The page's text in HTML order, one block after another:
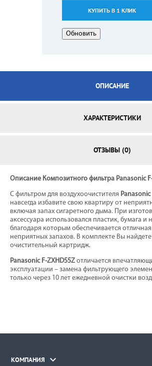
КУПИТЬ В 1 КЛИК
ОПИСАНИЕ
ХАРАКТЕРИСТИКИ
ОТЗЫВЫ (0)
Описание Композитного фильтра Panasonic
С фильтром для воздухоочистителя Panasonic
навсегда избавите свою квартиру от
включая запах сигаретного дыма. При
аксессуара использовался пластик, бумага и
благодаря которым обеспечивается
неприятных запахов. В комплекте Вы
очистительный картридж.
Panasonic F-ZXHD55Z отличается
эксплуатации – замена фильтрующего
только через 10 лет ежедневной очистки
КОМПАНИЯ 